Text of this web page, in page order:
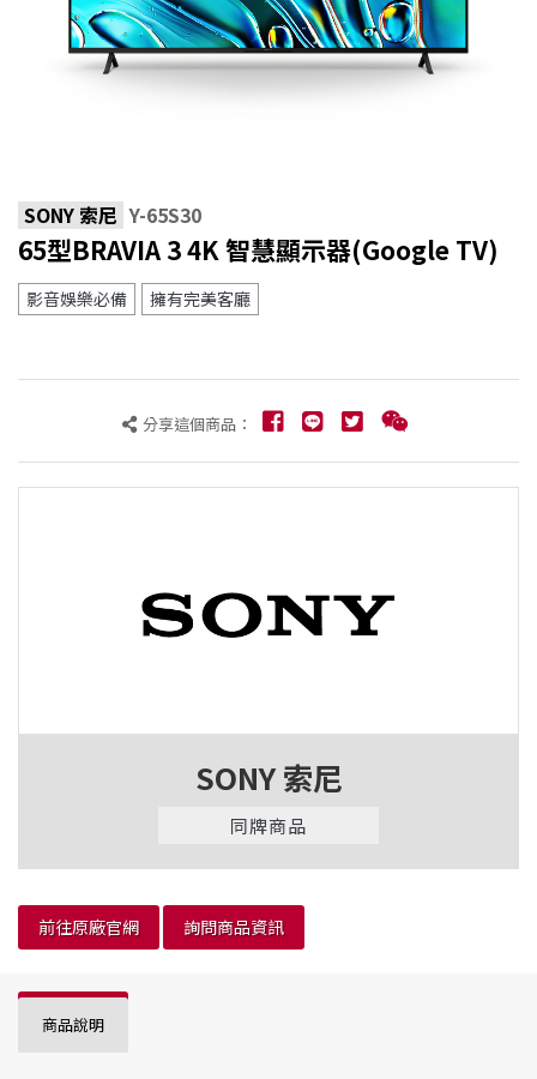
SONY 索尼 Y-65S30
65型BRAVIA 3 4K 智慧顯示器(Google TV)
影音娛樂必備 擁有完美客廳
分享這個商品：
SONY 索尼
同牌商品
前往原廠官網 詢問商品資訊
商品說明